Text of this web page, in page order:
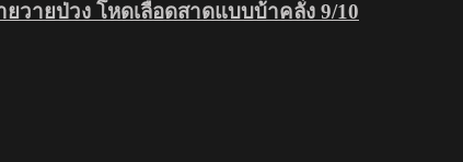
วายป่วง โหดเลือดสาดแบบบ้าคลั่ง 9/10